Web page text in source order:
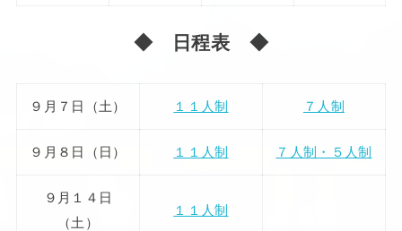
◆ 日程表 ◆
９月７日（土） １１人制 ７人制
９月８日（日） １１人制 ７人制・５人制
９月１４日
（土）
１１人制